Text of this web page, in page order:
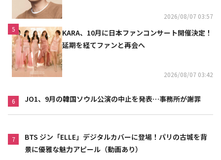
2026/08/07 03:57
5
KARA、10月に日本ファンコンサート開催決定！
延期を経てファンと再会へ
2026/08/07 03:42
6 JO1、9月の韓国ソウル公演の中止を発表…事務所が謝罪
7
BTS ジン「ELLE」デジタルカバーに登場！パリの古城を背
景に優雅な魅力アピール（動画あり）